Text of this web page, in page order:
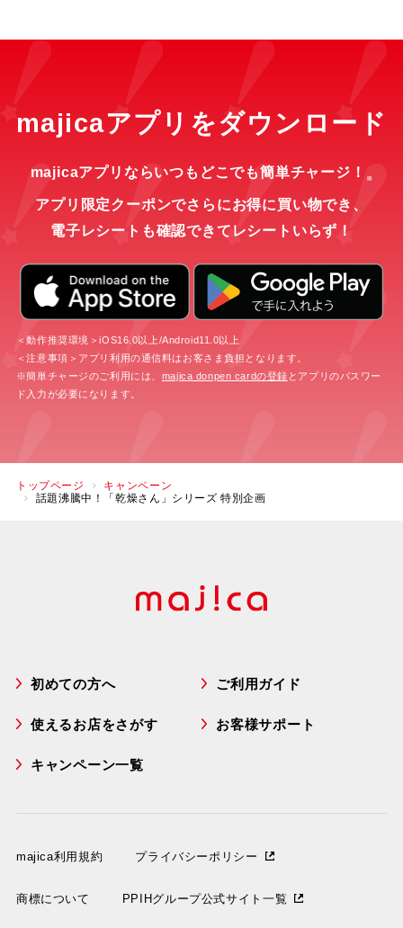
majicaアプリをダウンロード
majicaアプリならいつもどこでも簡単チャージ！ ※
アプリ限定クーポンでさらにお得に買い物でき、
電子レシートも確認できてレシートいらず！
＜動作推奨環境＞iOS16.0以上/Android11.0以上
＜注意事項＞アプリ利用の通信料はお客さま負担となります。
※簡単チャージのご利用には、 majica donpen cardの登録 とアプリのパスワー
ド入力が必要になります。
トップページ
キャンペーン
話題沸騰中！「乾燥さん」シリーズ 特別企画
初めての方へ ご利用ガイド
使えるお店をさがす お客様サポート
キャンペーン一覧
majica利用規約 プライバシーポリシー
商標について PPIHグループ公式サイト一覧